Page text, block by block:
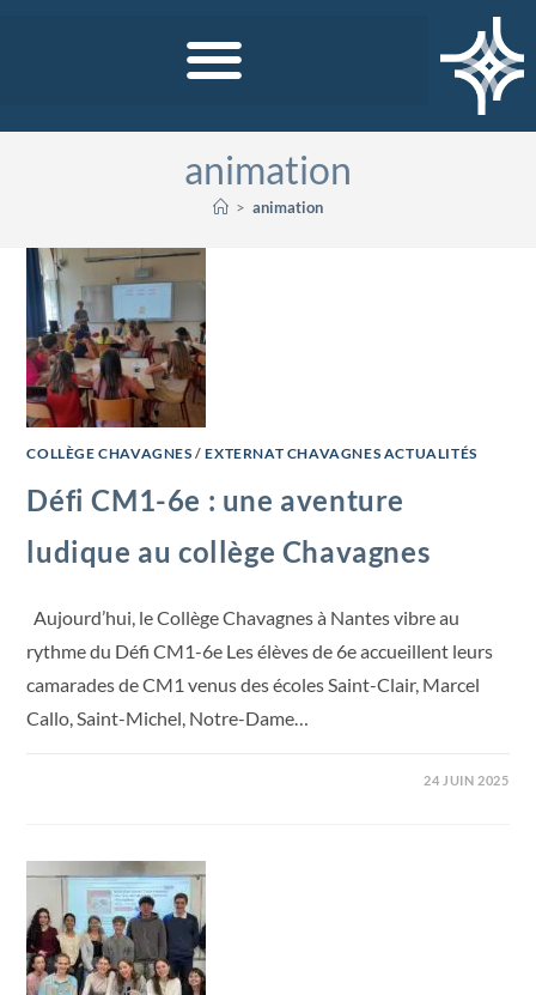
animation
> animation
COLLÈGE CHAVAGNES /EXTERNAT CHAVAGNES ACTUALITÉS
Défi CM1-6e : une aventure
ludique au collège Chavagnes
Aujourd’hui, le Collège Chavagnes à Nantes vibre au
rythme du Défi CM1-6e Les élèves de 6e accueillent leurs
camarades de CM1 venus des écoles Saint-Clair, Marcel
Callo, Saint-Michel, Notre-Dame…
24 JUIN 2025